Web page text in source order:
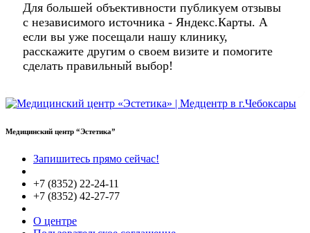
Для большей объективности публикуем отзывы
с независимого источника - Яндекс.Карты. А
если вы уже посещали нашу клинику,
расскажите другим о своем визите и помогите
сделать правильный выбор!
Медицинский центр “Эстетика”
Запишитесь прямо сейчас!
+7 (8352) 22-24-11
+7 (8352) 42-27-77
О центре